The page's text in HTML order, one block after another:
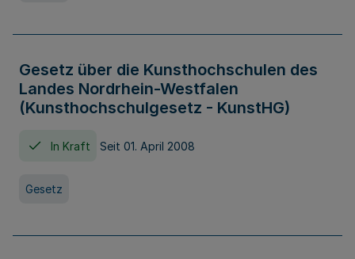
Gesetz über die Kunsthochschulen des
Landes Nordrhein-Westfalen
(Kunsthochschulgesetz - KunstHG)
In Kraft Seit 01. April 2008
Gesetz